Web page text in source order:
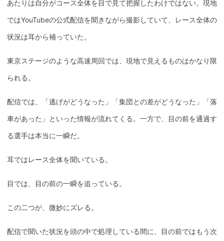
あたりは自分がコース全体を目で見て把握したわけではない。現地
ではYouTubeの公式配信を聞きながら撮影していて、レース全体の
状況は耳から補っていた。
東京ステージのような高速周回では、現地で見えるものはかなり限
られる。
配信では、「逃げがどうなった」「集団との差がどうなった」「落
車があった」といった情報が流れてくる。一方で、目の前を通過す
る選手は本当に一瞬だ。
耳ではレース全体を聞いている。
目では、目の前の一瞬を追っている。
この二つが、微妙にズレる。
配信で聞いた状況を頭の中で処理している間に、目の前ではもう次